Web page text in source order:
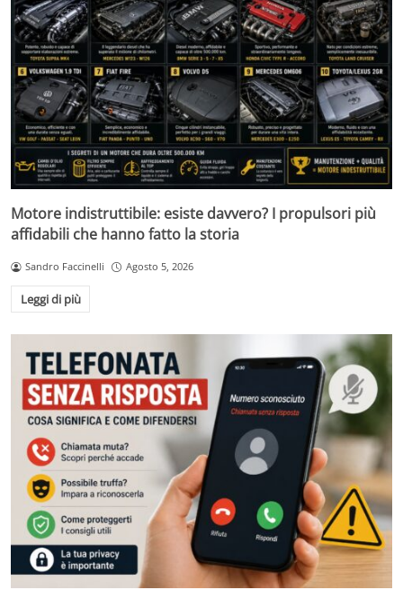
Motore indistruttibile: esiste davvero? I propulsori più
affidabili che hanno fatto la storia
Sandro Faccinelli Agosto 5, 2026
Leggi di più